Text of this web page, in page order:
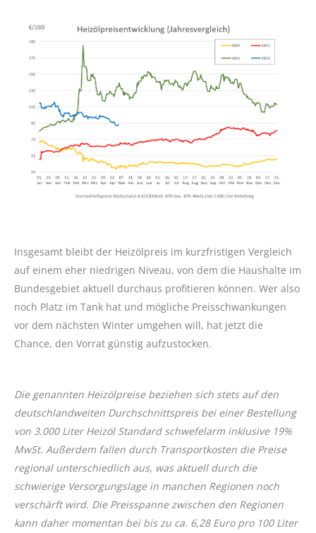
Insgesamt bleibt der Heizölpreis im kurzfristigen Vergleich
auf einem eher niedrigen Niveau, von dem die Haushalte im
Bundesgebiet aktuell durchaus profitieren können. Wer also
noch Platz im Tank hat und mögliche Preisschwankungen
vor dem nächsten Winter umgehen will, hat jetzt die
Chance, den Vorrat günstig aufzustocken.
Die genannten Heizölpreise beziehen sich stets auf den
deutschlandweiten Durchschnittspreis bei einer Bestellung
von 3.000 Liter Heizöl Standard schwefelarm inklusive 19%
MwSt. Außerdem fallen durch Transportkosten die Preise
regional unterschiedlich aus, was aktuell durch die
schwierige Versorgungslage in manchen Regionen noch
verschärft wird. Die Preisspanne zwischen den Regionen
kann daher momentan bei bis zu ca. 6,28 Euro pro 100 Liter